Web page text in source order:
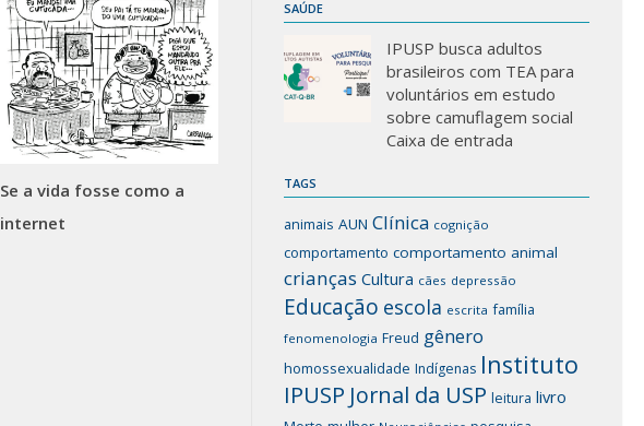
SAÚDE
IPUSP busca adultos
brasileiros com TEA para
voluntários em estudo
sobre camuflagem social
Caixa de entrada
TAGS
animais AUN Clínica cognição
comportamento comportamento animal
crianças Cultura cães depressão
Educação escola escrita família
fenomenologia Freud gênero
homossexualidade Indígenas Instituto
IPUSP Jornal da USP leitura livro
Se a vida fosse como a
internet